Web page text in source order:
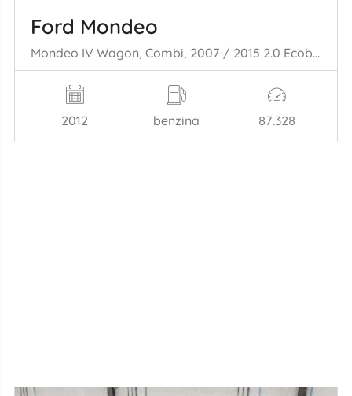
Ford Mondeo
Mondeo IV Wagon, Combi, 2007 / 2015 2.0 Ecoboost SCTi 16V
2012 benzina 87.328